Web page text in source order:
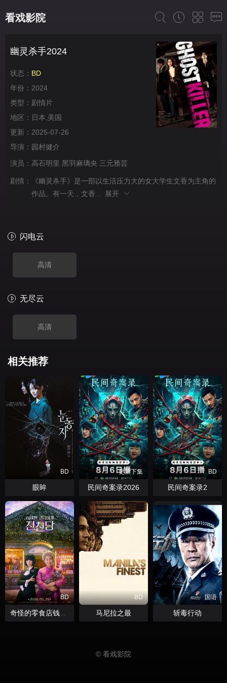
看戏影院
幽灵杀手2024
状态： BD
年份： 2024
类型： 剧情片
地区： 日本,美国
更新： 2025-07-26
导演： 园村健介
演员： 高石明里 黑羽麻璃央 三元雅芸
剧情：
《幽灵杀手》是一部以生活压力大的女大学生文香为主角的
作品。有一天，文香...
展开
闪电云
高清
无尽云
高清
相关推荐
BD
眼眸
更新下集
民间奇案录2026
BD
民间奇案录2
BD
奇怪的零食店钱天堂
BD
马尼拉之最
国语
斩毒行动
© 看戏影院